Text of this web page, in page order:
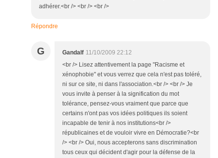
adhérer.<br /> <br /> <br />
Répondre
G Gandalf 11/10/2009 22:12
<br /> Lisez attentivement la page "Racisme et
xénophobie" et vous verrez que cela n'est pas toléré,
ni sur ce site, ni dans l'association.<br /> <br /> Je
vous invite à penser à la signification du mot
tolérance, pensez-vous vraiment que parce que
certains n'ont pas vos idées politiques ils soient
incapable de tenir à nos institutions<br />
républicaines et de vouloir vivre en Démocratie?<br
/> <br /> Oui, nous accepterons sans discrimination
tous ceux qui décident d'agir pour la défense de la